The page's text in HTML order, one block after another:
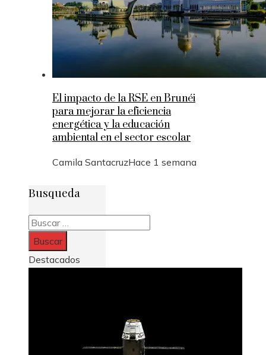
El impacto de la RSE en Brunéi
para mejorar la eficiencia
energética y la educación
ambiental en el sector escolar
Camila SantacruzHace 1 semana
Busqueda
Buscar:
Destacados